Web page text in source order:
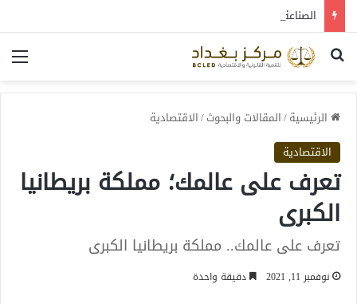
بحث عن
الرئيسية/المقالات والبحوث/الاقتصادية
الاقتصادية
تعرف على عالمك؛ مملكة بريطانيا
الكبرى
تعرف على عالمك.. مملكة بريطانيا الكبرى
نوفمبر 11, 2021 دقيقة واحدة